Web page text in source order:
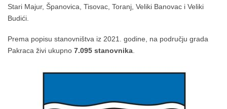
Stari Majur, Španovica, Tisovac, Toranj, Veliki Banovac i Veliki
Budići.
Prema popisu stanovništva iz 2021. godine, na području grada
Pakraca živi ukupno 7.095 stanovnika.